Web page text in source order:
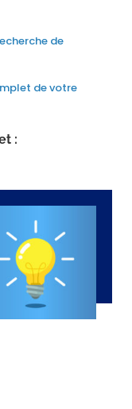
de
de votre
: